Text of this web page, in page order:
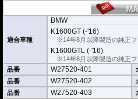
適合車種
BMW
K1600GT (-'16)
※14年8月以降製造の純正
K1600GTL (-'16)
※14年8月以降製造の純正
品番
W27520-401
品番 W27520-402
品番 W27520-403